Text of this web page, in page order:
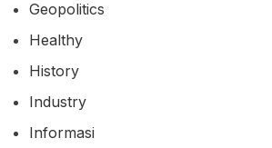
Geopolitics
Healthy
History
Industry
Informasi